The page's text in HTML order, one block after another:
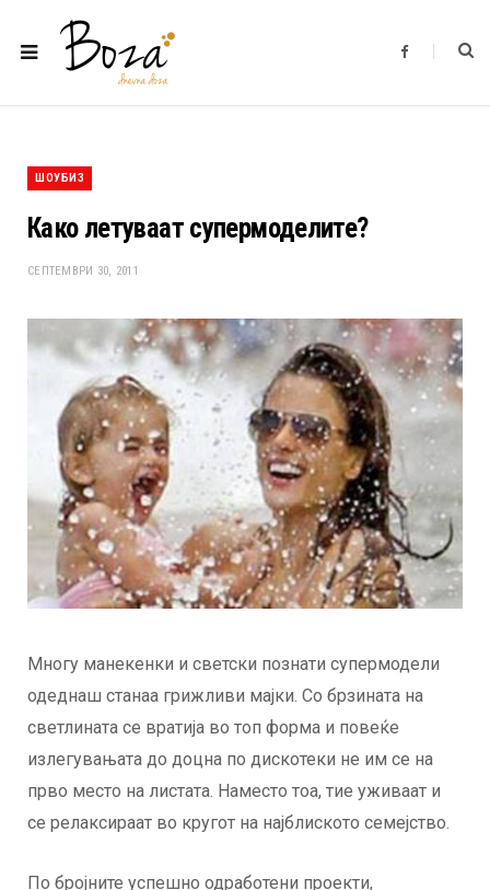
F
b
ШОУБИЗ
Како летуваат супермоделите?
СЕПТЕМВРИ 30, 2011
Многу манекенки и светски познати супермодели
одеднаш станаа грижливи мајки. Со брзината на
светлината се вратија во топ форма и повеќе
излегувањата до доцна по дискотеки не им се на
прво место на листата. Наместо тоа, тие уживаат и
се релаксираат во кругот на најблиското семејство.
По бројните успешно одработени проекти,